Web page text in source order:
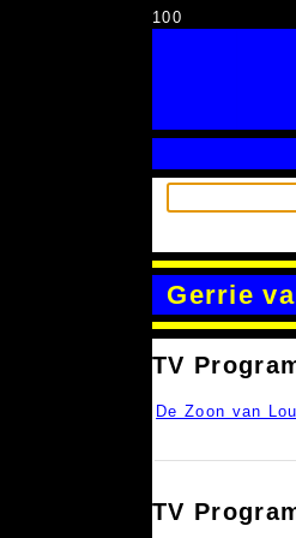
100
Gerrie
TV
De Zoon van
TV